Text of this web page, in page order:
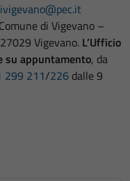
di Vigevano –
Vigevano. L’Ufficio
su appuntamento, da
299 211/226 dalle 9